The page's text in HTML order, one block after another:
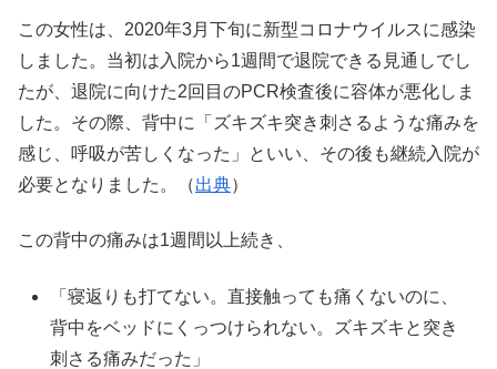
この女性は、2020年3月下旬に新型コロナウイルスに感染
しました。当初は入院から1週間で退院できる見通しでし
たが、退院に向けた2回目のPCR検査後に容体が悪化しま
した。その際、背中に「ズキズキ突き刺さるような痛みを
感じ、呼吸が苦しくなった」といい、その後も継続入院が
必要となりました。（出典）
この背中の痛みは1週間以上続き、
「寝返りも打てない。直接触っても痛くないのに、
背中をベッドにくっつけられない。ズキズキと突き
刺さる痛みだった」